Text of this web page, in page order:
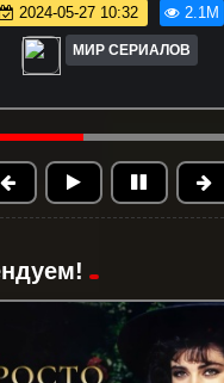
2026-05-20 13:40 1.9M
МИР СЕРИАЛОВ